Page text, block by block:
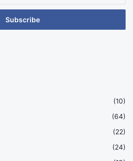
(10)
(64)
(22)
(24)